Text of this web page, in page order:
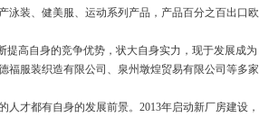
装、健美服、运动系列产品，产品百分之百出口欧
提高自身的竞争优势，状大自身实力，现于发展成为
福服装织造有限公司、泉州墩煌贸易有限公司等多家
才都有自身的发展前景。2013年启动新厂房建设，